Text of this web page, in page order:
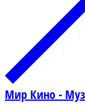
Мир Кино -